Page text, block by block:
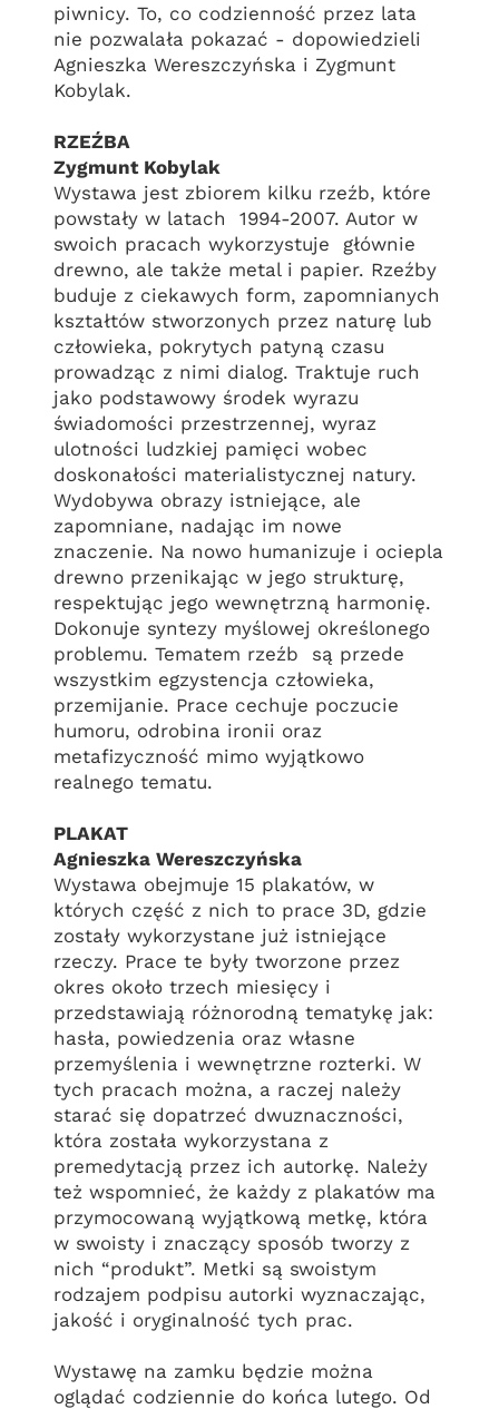
piwnicy. To, co codzienność przez lata
nie pozwalała pokazać - dopowiedzieli
Agnieszka Wereszczyńska i Zygmunt
Kobylak.
RZEŹBA
Zygmunt Kobylak
Wystawa jest zbiorem kilku rzeźb, które
powstały w latach 1994-2007. Autor w
swoich pracach wykorzystuje głównie
drewno, ale także metal i papier. Rzeźby
buduje z ciekawych form, zapomnianych
kształtów stworzonych przez naturę lub
człowieka, pokrytych patyną czasu
prowadząc z nimi dialog. Traktuje ruch
jako podstawowy środek wyrazu
świadomości przestrzennej, wyraz
ulotności ludzkiej pamięci wobec
doskonałości materialistycznej natury.
Wydobywa obrazy istniejące, ale
zapomniane, nadając im nowe
znaczenie. Na nowo humanizuje i ociepla
drewno przenikając w jego strukturę,
respektując jego wewnętrzną harmonię.
Dokonuje syntezy myślowej określonego
problemu. Tematem rzeźb są przede
wszystkim egzystencja człowieka,
przemijanie. Prace cechuje poczucie
humoru, odrobina ironii oraz
metafizyczność mimo wyjątkowo
realnego tematu.
PLAKAT
Agnieszka Wereszczyńska
Wystawa obejmuje 15 plakatów, w
których część z nich to prace 3D, gdzie
zostały wykorzystane już istniejące
rzeczy. Prace te były tworzone przez
okres około trzech miesięcy i
przedstawiają różnorodną tematykę jak:
hasła, powiedzenia oraz własne
przemyślenia i wewnętrzne rozterki. W
tych pracach można, a raczej należy
starać się dopatrzeć dwuznaczności,
która została wykorzystana z
premedytacją przez ich autorkę. Należy
też wspomnieć, że każdy z plakatów ma
przymocowaną wyjątkową metkę, która
w swoisty i znaczący sposób tworzy z
nich “produkt”. Metki są swoistym
rodzajem podpisu autorki wyznaczając,
jakość i oryginalność tych prac.
Wystawę na zamku będzie można
oglądać codziennie do końca lutego. Od